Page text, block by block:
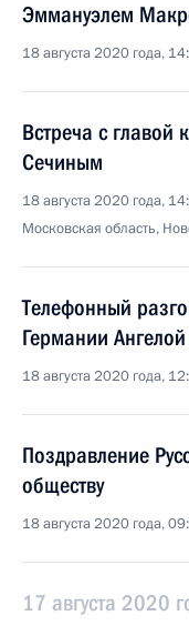
Эммануэлем
18 августа 2020 года,
Встреча с главой
Сечиным
18 августа 2020 года,
Московская область,
Телефонный
Германии
18 августа 2020 года,
Поздравление
обществу
18 августа 2020 года,
17 августа 2020